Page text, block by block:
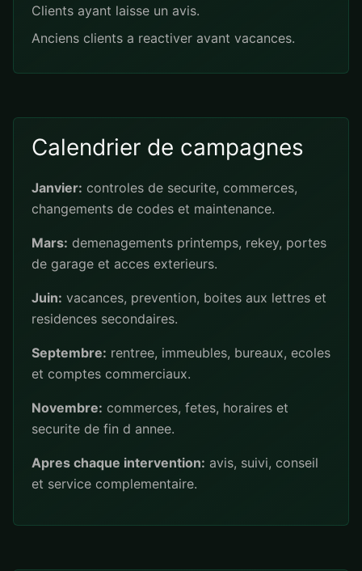
Clients ayant laisse un avis.
Anciens clients a reactiver avant vacances.
Calendrier de campagnes
Janvier: controles de securite, commerces,
changements de codes et maintenance.
Mars: demenagements printemps, rekey, portes
de garage et acces exterieurs.
Juin: vacances, prevention, boites aux lettres et
residences secondaires.
Septembre: rentree, immeubles, bureaux, ecoles
et comptes commerciaux.
Novembre: commerces, fetes, horaires et
securite de fin d annee.
Apres chaque intervention: avis, suivi, conseil
et service complementaire.